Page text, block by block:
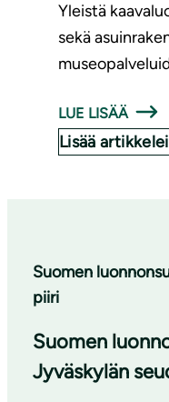
Yleistä
sekä
LUE LISÄÄ
Lisää
Suomen
piiri
Suomen
Jyväskylän